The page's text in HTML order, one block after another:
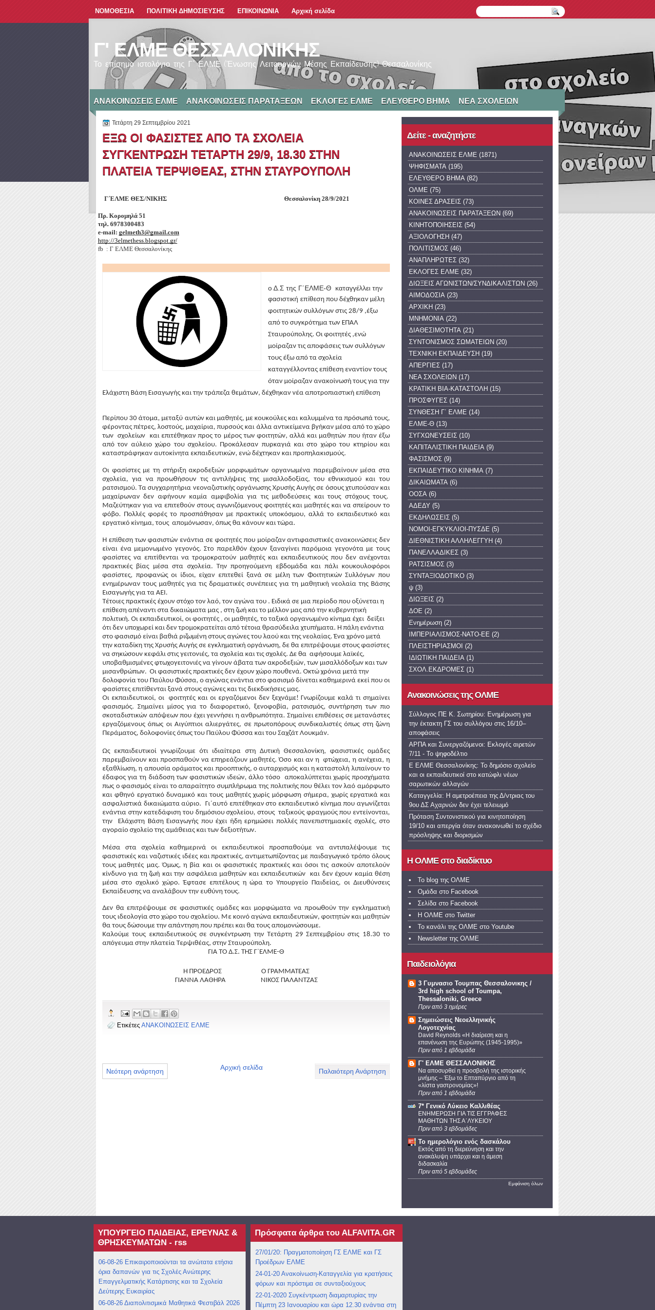
ΝΟΜΟΘΕΣΙΑ ΠΟΛΙΤΙΚΗ ΔΗΜΟΣΙΕΥΣΗΣ ΕΠΙΚΟΙΝΩΝΙΑ Αρχική σελίδα
Γ' ΕΛΜΕ ΘΕΣΣΑΛΟΝΙΚΗΣ
Το επίσημο ιστολόγιο της Γ΄ ΕΛΜΕ (Ένωσης Λειτουργών Μέσης Εκπαίδευσης) Θεσσαλονίκης
ΑΝΑΚΟΙΝΩΣΕΙΣ ΕΛΜΕ ΑΝΑΚΟΙΝΩΣΕΙΣ ΠΑΡΑΤΑΞΕΩΝ ΕΚΛΟΓΕΣ ΕΛΜΕ ΕΛΕΥΘΕΡΟ ΒΗΜΑ ΝΕΑ ΣΧΟΛΕΙΩΝ
Τετάρτη 29 Σεπτεμβρίου 2021
ΕΞΩ ΟΙ ΦΑΣΙΣΤΕΣ ΑΠΟ ΤΑ ΣΧΟΛΕΙΑ
ΣΥΓΚΕΝΤΡΩΣΗ ΤΕΤΑΡΤΗ 29/9, 18.30 ΣΤΗΝ
ΠΛΑΤΕΙΑ ΤΕΡΨΙΘΕΑΣ, ΣΤΗΝ ΣΤΑΥΡΟΥΠΟΛΗ
Γ΄ΕΛΜΕ ΘΕΣ/ΝΙΚΗΣ                                                                                Θεσσαλονίκη 28/9/2021
Πρ. Κορομηλά 51
τηλ. 6978300483
e-mail: gelmeth3@gmail.com
http://3elmethess.blogspot.gr/
fb  : Γ ΕΛΜΕ Θεσσαλονίκης
ο Δ.Σ της Γ΄ΕΛΜΕ-Θ καταγγέλλει την
φασιστική επίθεση που δέχθηκαν μέλη
φοιτητικών συλλόγων στις 28/9 ,έξω
από το συγκρότημα των ΕΠΑΛ
Σταυρούπολης. Οι φοιτητές ,ενώ
μοίραζαν τις αποφάσεις των συλλόγων
τους έξω από τα σχολεία
καταγγέλλοντας επίθεση εναντίον τους
όταν μοίραζαν ανακοίνωσή τους για την
Ελάχιστη Βάση Εισαγωγής και την τράπεζα θεμάτων, δέχθηκαν νέα αποτροπιαστική επίθεση
Περίπου 30 άτομα, μεταξύ αυτών και μαθητές, με κουκούλες και καλυμμένα τα πρόσωπά τους,
φέροντας πέτρες, λοστούς, μαχαίρια, πυρσούς και άλλα αντικείμενα βγήκαν μέσα από το χώρο
των  σχολείων  και επιτέθηκαν προς το μέρος των φοιτητών, αλλά και μαθητών που ήταν έξω
από τον αύλειο χώρο του σχολείου. Προκάλεσαν πυρκαγιά και στο χώρο του κτηρίου και
καταστράφηκαν αυτοκίνητα εκπαιδευτικών, ενώ δέχτηκαν και προπηλακισμούς.
Οι φασίστες με τη στήριξη ακροδεξιών μορφωμάτων οργανωμένα παρεμβαίνουν μέσα στα
σχολεία, για να προωθήσουν τις αντιλήψεις της μισαλλοδοξίας, του εθνικισμού και του
ρατσισμού. Τα συγχαρητήρια νεοναζιστικής οργάνωσης Χρυσής Αυγής σε όσους χτυπούσαν και
μαχαίρωναν δεν αφήνουν καμία αμφιβολία για τις μεθοδεύσεις και τους στόχους τους.
Μαζεύτηκαν για να επιτεθούν στους αγωνιζόμενους φοιτητές και μαθητές και να σπείρουν το
φόβο. Πολλές φορές το προσπάθησαν με πρακτικές υποκόσμου, αλλά το εκπαιδευτικό και
εργατικό κίνημα, τους  απομόνωσαν, όπως θα κάνουν και τώρα.
Η επίθεση των φασιστών ενάντια σε φοιτητές που μοίραζαν αντιφασιστικές ανακοινώσεις δεν
είναι ένα μεμονωμένο γεγονός. Στο παρελθόν έχουν ξαναγίνει παρόμοια γεγονότα με τους
φασίστες να επιτίθενται να τρομοκρατούν μαθητές και εκπαιδευτικούς που δεν ανέχονται
πρακτικές βίας μέσα στα σχολεία. Την προηγούμενη εβδομάδα και πάλι κουκουλοφόροι
φασίστες, προφανώς οι ίδιοι, είχαν επιτεθεί ξανά σε μέλη των Φοιτητικών Συλλόγων που
ενημέρωναν τους μαθητές για τις δραματικές συνέπειες για τη μαθητική νεολαία της Βάσης
Εισαγωγής για τα ΑΕΙ.
Τέτοιες πρακτικές έχουν στόχο τον λαό, τον αγώνα του . Ειδικά σε μια περίοδο που οξύνεται η
επίθεση απέναντι στα δικαιώματα μας , στη ζωή και το μέλλον μας από την κυβερνητική
πολιτική. Οι εκπαιδευτικοί, οι φοιτητές , οι μαθητές, το ταξικά οργανωμένο κίνημα έχει  δείξει
ότι δεν υποχωρεί και δεν τρομοκρατείται από τέτοια θρασύδειλα χτυπήματα. Η πάλη ενάντια
στο φασισμό είναι βαθιά ριζωμένη στους αγώνες του λαού και της νεολαίας. Ένα χρόνο μετά
την καταδίκη της Χρυσής Αυγής σε εγκληματική οργάνωση, δε θα επιτρέψουμε στους φασίστες
να σηκώσουν κεφάλι στις γειτονιές, τα σχολεία και τις σχολές. Δε θα  αφήσουμε λαϊκές,
υποβαθμισμένες φτωχογειτονιές να γίνουν άβατα των ακροδεξιών, των μισαλλόδοξων και των
μισανθρώπων.  Οι φασιστικές πρακτικές δεν έχουν χώρο πουθενά. Οκτώ χρόνια μετά την
δολοφονία του Παύλου Φύσσα, ο αγώνας ενάντια στο φασισμό δίνεται καθημερινά εκεί που οι
φασίστες επιτίθενται ξανά στους αγώνες και τις διεκδικήσεις μας.
Οι εκπαιδευτικοί, οι  φοιτητές και οι εργαζόμενοι δεν ξεχνάμε! Γνωρίζουμε καλά τι σημαίνει
φασισμός. Σημαίνει μίσος για το διαφορετικό, ξενοφοβία, ρατσισμός, συντήρηση των πιο
σκοταδιστικών απόψεων που έχει γεννήσει η ανθρωπότητα. Σημαίνει επιθέσεις σε μετανάστες
εργαζόμενους όπως οι Αιγύπτιοι αλιεργάτες, σε πρωτοπόρους συνδικαλιστές όπως στη ζώνη
Περάματος, δολοφονίες όπως του Παύλου Φύσσα και του Σαχζάτ Λουκμάν.
Ως εκπαιδευτικοί γνωρίζουμε ότι ιδιαίτερα στη Δυτική Θεσσαλονίκη, φασιστικές ομάδες
παρεμβαίνουν και προσπαθούν να επηρεάζουν μαθητές. Όσο και αν η  φτώχεια, η ανέχεια, η
εξαθλίωση, η απουσία οράματος και προοπτικής, ο αυταρχισμός και η καταστολή λιπαίνουν το
έδαφος για τη διάδοση των φασιστικών ιδεών, άλλο τόσο  αποκαλύπτεται χωρίς προσχήματα
πως ο φασισμός είναι το απαραίτητο συμπλήρωμα της πολιτικής που θέλει τον λαό αμόρφωτο
και φθηνό εργατικό δυναμικό και τους μαθητές χωρίς μόρφωση σήμερα, χωρίς εργατικά και
ασφαλιστικά δικαιώματα αύριο.  Γι΄αυτό επιτέθηκαν στο εκπαιδευτικό κίνημα που αγωνίζεται
ενάντια στην κατεδάφιση του δημόσιου σχολείου, στους  ταξικούς φραγμούς που εντείνονται,
την  Ελάχιστη Βάση Εισαγωγής που έχει ήδη ερημώσει πολλές πανεπιστημιακές σχολές, στο
αγοραίο σχολείο της αμάθειας και των δεξιοτήτων.
Μέσα στα σχολεία καθημερινά οι εκπαιδευτικοί προσπαθούμε να αντιπαλέψουμε τις
φασιστικές και ναζιστικές ιδέες και πρακτικές, αντιμετωπίζοντας με παιδαγωγικό τρόπο όλους
τους μαθητές μας. Όμως, η βία και οι φασιστικές πρακτικές και όσοι τις ασκούν αποτελούν
κίνδυνο για τη ζωή και την ασφάλεια μαθητών και εκπαιδευτικών  και δεν έχουν καμία θέση
μέσα στο σχολικό χώρο. Έφτασε επιτέλους η ώρα το Υπουργείο Παιδείας, οι Διευθύνσεις
Εκπαίδευσης να αναλάβουν την ευθύνη τους.
Δεν θα επιτρέψουμε σε φασιστικές ομάδες και μορφώματα να προωθούν την εγκληματική
τους ιδεολογία στο χώρο του σχολείου. Με κοινό αγώνα εκπαιδευτικών, φοιτητών και μαθητών
θα τους δώσουμε την απάντηση που πρέπει και θα τους απομονώσουμε.
Καλούμε τους εκπαιδευτικούς σε συγκέντρωση την Τετάρτη 29 Σεπτεμβρίου στις 18.30 το
απόγευμα στην πλατεία Τερψιθέας, στην Σταυρούπολη.
ΓΙΑ ΤΟ Δ.Σ. ΤΗΣ Γ΄ΕΛΜΕ-Θ
Η ΠΡΟΕΔΡΟΣ                           Ο ΓΡΑΜΜΑΤΕΑΣ
ΓΙΑΝΝΑ ΛΑΘΗΡΑ                        ΝΙΚΟΣ ΠΑΛΑΝΤΖΑΣ
Ετικέτες ΑΝΑΚΟΙΝΩΣΕΙΣ ΕΛΜΕ
Νεότερη ανάρτηση Παλαιότερη Ανάρτηση
Αρχική σελίδα
Δείτε - αναζητήστε
ΑΝΑΚΟΙΝΩΣΕΙΣ ΕΛΜΕ (1871)
ΨΗΦΙΣΜΑΤΑ (195)
ΕΛΕΥΘΕΡΟ ΒΗΜΑ (82)
ΟΛΜΕ (75)
ΚΟΙΝΕΣ ΔΡΑΣΕΙΣ (73)
ΑΝΑΚΟΙΝΩΣΕΙΣ ΠΑΡΑΤΑΞΕΩΝ (69)
ΚΙΝΗΤΟΠΟΙΗΣΕΙΣ (54)
ΑΞΙΟΛΟΓΗΣΗ (47)
ΠΟΛΙΤΙΣΜΟΣ (46)
ΑΝΑΠΛΗΡΩΤΕΣ (32)
ΕΚΛΟΓΕΣ ΕΛΜΕ (32)
ΔΙΩΞΕΙΣ ΑΓΩΝΙΣΤΩΝ/ΣΥΝΔΙΚΑΛΙΣΤΩΝ (26)
ΑΙΜΟΔΟΣΙΑ (23)
ΑΡΧΙΚΗ (23)
ΜΝΗΜΟΝΙΑ (22)
ΔΙΑΘΕΣΙΜΟΤΗΤΑ (21)
ΣΥΝΤΟΝΙΣΜΟΣ ΣΩΜΑΤΕΙΩΝ (20)
ΤΕΧΝΙΚΗ ΕΚΠΑΙΔΕΥΣΗ (19)
ΑΠΕΡΓΙΕΣ (17)
ΝΕΑ ΣΧΟΛΕΙΩΝ (17)
ΚΡΑΤΙΚΗ ΒΙΑ-ΚΑΤΑΣΤΟΛΗ (15)
ΠΡΟΣΦΥΓΕΣ (14)
ΣΥΝΘΕΣΗ Γ΄ ΕΛΜΕ (14)
ΕΛΜΕ-Θ (13)
ΣΥΓΧΩΝΕΥΣΕΙΣ (10)
ΚΑΠΙΤΑΛΙΣΤΙΚΗ ΠΑΙΔΕΙΑ (9)
ΦΑΣΙΣΜΟΣ (9)
ΕΚΠΑΙΔΕΥΤΙΚΟ ΚΙΝΗΜΑ (7)
ΔΙΚΑΙΩΜΑΤΑ (6)
ΟΟΣΑ (6)
ΑΔΕΔΥ (5)
ΕΚΔΗΛΩΣΕΙΣ (5)
ΝΟΜΟΙ-ΕΓΚΥΚΛΙΟΙ-ΠΥΣΔΕ (5)
ΔΙΕΘΝΙΣΤΙΚΗ ΑΛΛΗΛΕΓΓΥΗ (4)
ΠΑΝΕΛΛΑΔΙΚΕΣ (3)
ΡΑΤΣΙΣΜΟΣ (3)
ΣΥΝΤΑΞΙΟΔΟΤΙΚΟ (3)
ψ (3)
ΔΙΩΞΕΙΣ (2)
ΔΟΕ (2)
Ενημέρωση (2)
ΙΜΠΕΡΙΑΛΙΣΜΟΣ-ΝΑΤΟ-ΕΕ (2)
ΠΛΕΙΣΤΗΡΙΑΣΜΟΙ (2)
ΙΔΙΩΤΙΚΗ ΠΑΙΔΕΙΑ (1)
ΣΧΟΛ.ΕΚΔΡΟΜΕΣ (1)
Ανακοινώσεις της ΟΛΜΕ
Σύλλογος ΠΕ Κ. Σωτηρίου: Ενημέρωση για
την έκτακτη ΓΣ του συλλόγου στις 16/10–
αποφάσεις
ΑΡΠΑ και Συνεργαζόμενοι: Εκλογές αιρετών
7/11 - Το ψηφοδέλτιο
Ε ΕΛΜΕ Θεσσαλονίκης: Το δημόσιο σχολείο
και οι εκπαιδευτικοί στο κατώφλι νέων
σαρωτικών αλλαγών
Καταγγελία: Η αμετροέπεια της Δ/ντριας του
9ου ΔΣ Αχαρνών δεν έχει τελειωμό
Πρόταση Συντονιστικού για κινητοποίηση
19/10 και απεργία όταν ανακοινωθεί το σχέδιο
πρόσληψης και διορισμών
H OΛΜΕ στο διαδίκτυο
To blog της ΟΛΜΕ
Ομάδα στο Facebook
Σελίδα στο Facebook
Η ΟΛΜΕ στο Twitter
Το κανάλι της ΟΛΜΕ στο Youtube
Newsletter της ΟΛΜΕ
Παιδειολόγια
3 Γυμνασιο Τουμπας Θεσσαλονικης /
3rd high school of Toumpa,
Thessaloniki, Greece
Πριν από 3 ημέρες
Σημειώσεις Νεοελληνικής
Λογοτεχνίας
David Reynolds «Η διαίρεση και η
επανένωση της Ευρώπης (1945-1995)»
Πριν από 1 εβδομάδα
Γ' ΕΛΜΕ ΘΕΣΣΑΛΟΝΙΚΗΣ
Να αποσυρθεί η προσβολή της ιστορικής
μνήμης – Έξω το Επταπύργιο από τη
«λίστα γαστρονομίας»!
Πριν από 1 εβδομάδα
7* Γενικό Λύκειο Καλλιθέας
ΕΝΗΜΕΡΩΣΗ ΓΙΑ ΤΙΣ ΕΓΓΡΑΦΕΣ
ΜΑΘΗΤΩΝ ΤΗΣ Α΄ΛΥΚΕΙΟΥ
Πριν από 3 εβδομάδες
Το ημερολόγιο ενός δασκάλου
Εκτός από τη διερεύνηση και την
ανακάλυψη υπάρχει και η άμεση
διδασκαλία
Πριν από 5 εβδομάδες
Εμφάνιση όλων
ΥΠΟΥΡΓΕΙΟ ΠΑΙΔΕΙΑΣ, ΕΡΕΥΝΑΣ &
ΘΡΗΣΚΕΥΜΑΤΩΝ - rss
06-08-26 Επικαιροποιούνται τα ανώτατα ετήσια
όρια δαπανών για τις Σχολές Ανώτερης
Επαγγελματικής Κατάρτισης και τα Σχολεία
Δεύτερης Ευκαιρίας
06-08-26 Διαπολιτισμικά Μαθητικά Φεστιβάλ 2026
Πρόσφατα άρθρα του ΑLFAVITA.GR
27/01/20: Πραγματοποίηση ΓΣ ΕΛΜΕ και ΓΣ
Προέδρων ΕΛΜΕ
24-01-20 Ανακοίνωση-Καταγγελία για κρατήσεις
φόρων και πρόστιμα σε συνταξιούχους
22-01-2020 Συγκέντρωση διαμαρτυρίας την
Πέμπτη 23 Ιανουαρίου και ώρα 12.30 ενάντια στη